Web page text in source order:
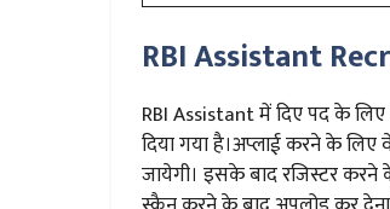
RBI Assistant
RBI Assistant में दिए पद के
दिया गया है।अप्लाई करने के
जायेगी। इसके बाद रजिस्टर